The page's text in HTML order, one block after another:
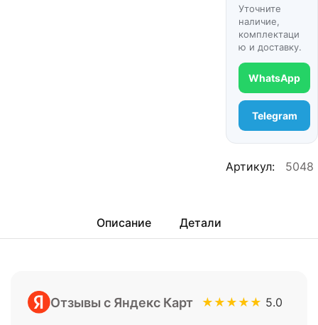
Уточните
наличие,
комплектаци
ю и доставку.
WhatsApp
Telegram
Артикул: 5048
Описание Детали
Отзывы с Яндекс Карт ★★★★★ 5.0